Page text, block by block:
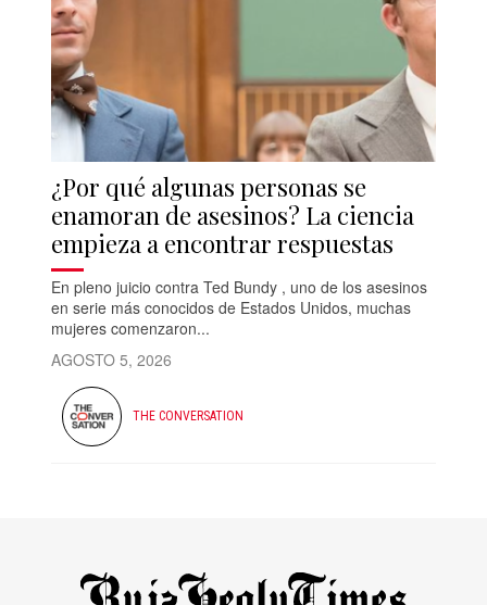
¿Por qué algunas personas se
enamoran de asesinos? La ciencia
empieza a encontrar respuestas
En pleno juicio contra Ted Bundy , uno de los asesinos
en serie más conocidos de Estados Unidos, muchas
mujeres comenzaron...
AGOSTO 5, 2026
THE CONVERSATION